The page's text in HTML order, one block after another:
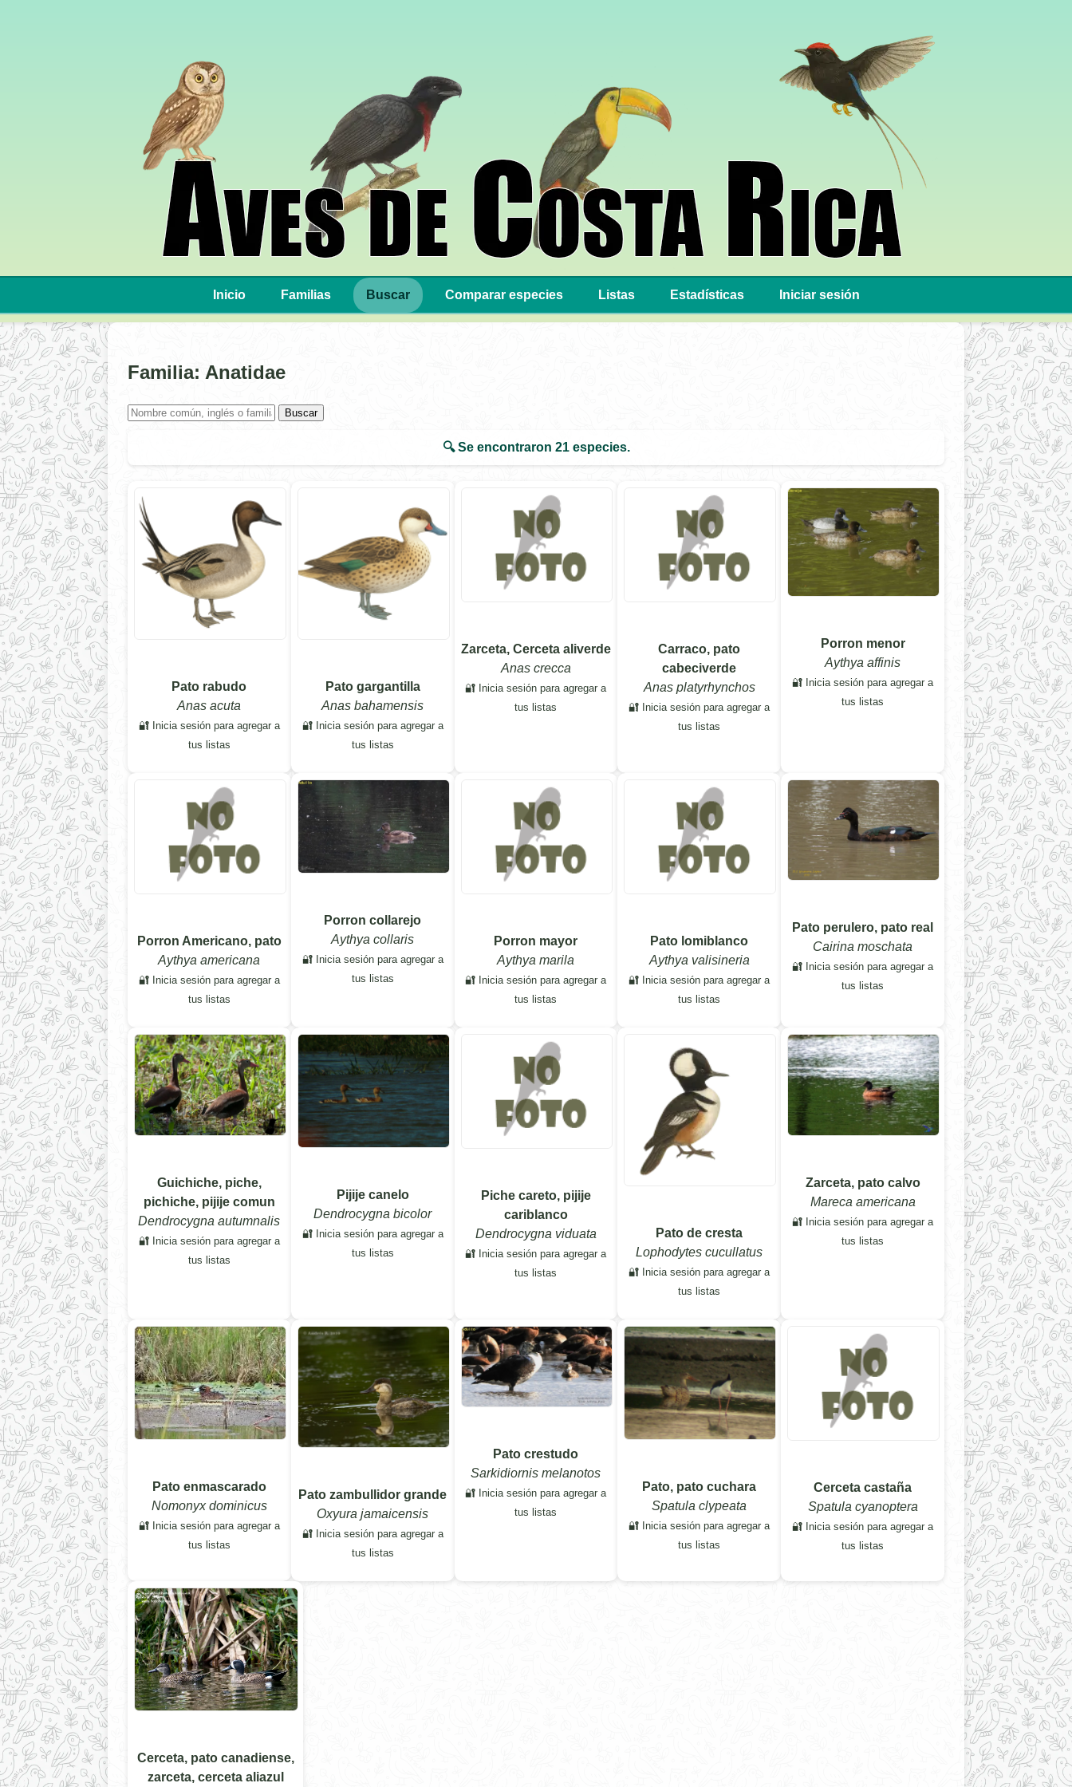
Inicio Familias Buscar Comparar especies Listas Estadísticas Iniciar sesión
Familia: Anatidae
Buscar
🔍 Se encontraron 21especies.
Pato rabudo
Anas acuta
🔐 Inicia sesión para agregar a
tus listas
Pato gargantilla
Anas bahamensis
🔐 Inicia sesión para agregar a
tus listas
Zarceta, Cerceta aliverde
Anas crecca
🔐 Inicia sesión para agregar a
tus listas
Carraco, pato
cabeciverde
Anas platyrhynchos
🔐 Inicia sesión para agregar a
tus listas
Porron menor
Aythya affinis
🔐 Inicia sesión para agregar a
tus listas
Porron Americano, pato
Aythya americana
🔐 Inicia sesión para agregar a
tus listas
Porron collarejo
Aythya collaris
🔐 Inicia sesión para agregar a
tus listas
Porron mayor
Aythya marila
🔐 Inicia sesión para agregar a
tus listas
Pato lomiblanco
Aythya valisineria
🔐 Inicia sesión para agregar a
tus listas
Pato perulero, pato real
Cairina moschata
🔐 Inicia sesión para agregar a
tus listas
Guichiche, piche,
pichiche, pijije comun
Dendrocygna autumnalis
🔐 Inicia sesión para agregar a
tus listas
Pijije canelo
Dendrocygna bicolor
🔐 Inicia sesión para agregar a
tus listas
Piche careto, pijije
cariblanco
Dendrocygna viduata
🔐 Inicia sesión para agregar a
tus listas
Pato de cresta
Lophodytes cucullatus
🔐 Inicia sesión para agregar a
tus listas
Zarceta, pato calvo
Mareca americana
🔐 Inicia sesión para agregar a
tus listas
Pato enmascarado
Nomonyx dominicus
🔐 Inicia sesión para agregar a
tus listas
Pato zambullidor grande
Oxyura jamaicensis
🔐 Inicia sesión para agregar a
tus listas
Pato crestudo
Sarkidiornis melanotos
🔐 Inicia sesión para agregar a
tus listas
Pato, pato cuchara
Spatula clypeata
🔐 Inicia sesión para agregar a
tus listas
Cerceta castaña
Spatula cyanoptera
🔐 Inicia sesión para agregar a
tus listas
Cerceta, pato canadiense,
zarceta, cerceta aliazul